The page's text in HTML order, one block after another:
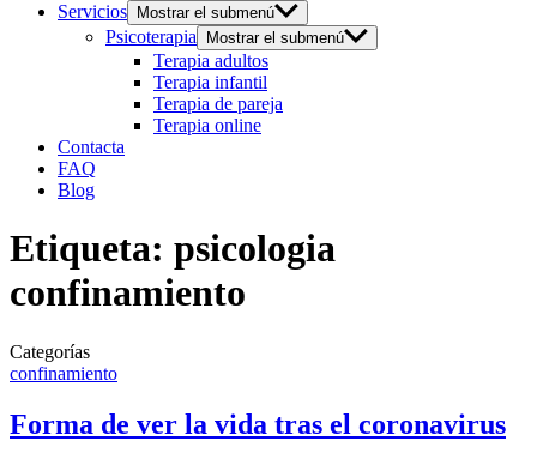
Servicios
Mostrar el submenú
Psicoterapia Mostrar el submenú
Terapia adultos
Terapia infantil
Terapia de pareja
Terapia online
Contacta
FAQ
Blog
Etiqueta: psicologia
confinamiento
Categorías
confinamiento
Forma de ver la vida tras el coronavirus